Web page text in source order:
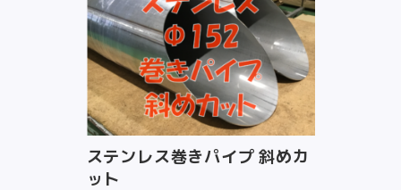
ステンレス巻きパイプ 斜めカ
ット